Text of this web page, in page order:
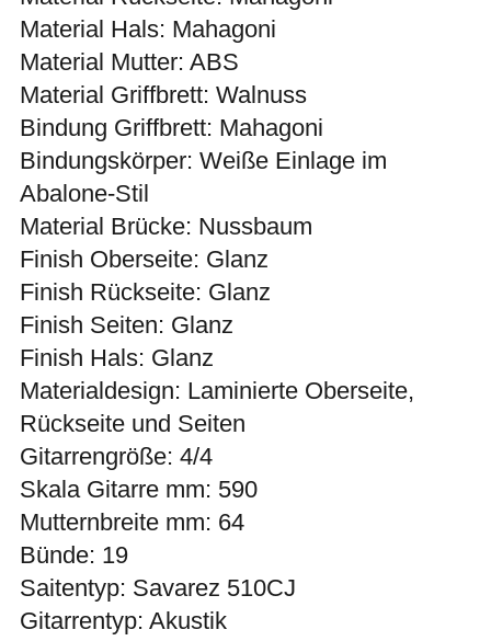
Material Hals: Mahagoni
Material Mutter: ABS
Material Griffbrett: Walnuss
Bindung Griffbrett: Mahagoni
Bindungskörper: Weiße Einlage im
Abalone-Stil
Material Brücke: Nussbaum
Finish Oberseite: Glanz
Finish Rückseite: Glanz
Finish Seiten: Glanz
Finish Hals: Glanz
Materialdesign: Laminierte Oberseite,
Rückseite und Seiten
Gitarrengröße: 4/4
Skala Gitarre mm: 590
Mutternbreite mm: 64
Bünde: 19
Saitentyp: Savarez 510CJ
Gitarrentyp: Akustik